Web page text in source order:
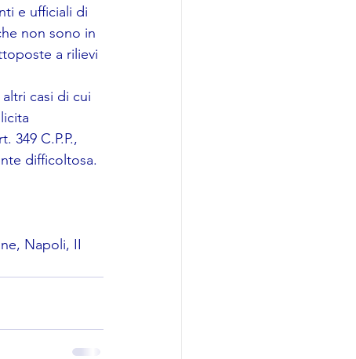
e ufficiali di
non sono in
a rilievi
casi di cui
349 C.P.P.,
difficoltosa.
Napoli, II